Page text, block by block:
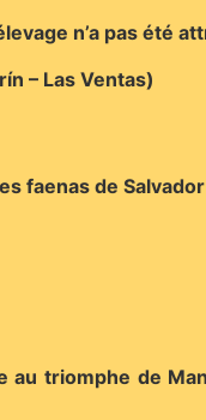
n’a pas été
– Las Ventas)
faenas de
au triomphe de